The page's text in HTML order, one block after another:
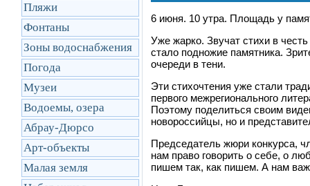
Пляжи
Фонтаны
Зоны водоснабжения
Погода
Музеи
Водоемы, озера
Абрау-Дюрсо
Арт-объекты
Малая земля
6 июня. 10 утра. Площадь у
Уже жарко. Звучат стихи в
стало подножие памятника.
очереди в тени.
Эти стихочтения уже стали
первого межрегионального
Поэтому поделиться своим
новороссийцы, но и
Председатель жюри конкурса,
нам право говорить о себе, о
пишем так, как пишем. А нам